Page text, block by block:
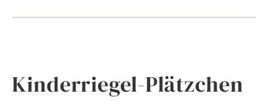
Kinderriegel-Plätzchen